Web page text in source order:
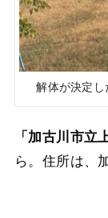
解体が決定
「加古川市立
ら。住所は、